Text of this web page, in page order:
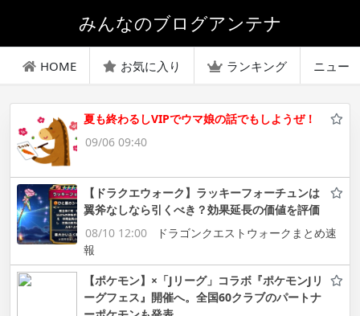
みんなのブログアンテナ
HOME お気に入り ランキング ニュー
夏も終わるしVIPでウマ娘の話でもしようぜ！
09/06 09:40
【ドラクエウォーク】ラッキーフォーチュンは
翼斧なしなら引くべき？効果延長の価値を評価
08/10 12:00
ドラゴンクエストウォークまとめ速
報
【ポケモン】×「Jリーグ」コラボ『ポケモンJリ
ーグフェス』開催へ。全国60クラブのパートナ